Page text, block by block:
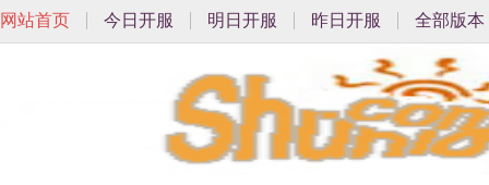
网站首页 今日开服 明日开服 昨日开服 全部版本